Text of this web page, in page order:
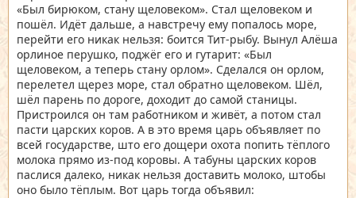
«Был бирюком, стану щеловеком». Стал щеловеком и
пошёл. Идёт дальше, а навстречу ему попалось море,
перейти его никак нельзя: боится Тит-рыбу. Вынул Алёша
орлиное перушко, поджёг его и гутарит: «Был
щеловеком, а теперь стану орлом». Сделался он орлом,
перелетел щерез море, стал обратно щеловеком. Шёл,
шёл парень по дороге, доходит до самой станицы.
Пристроился он там работником и живёт, а потом стал
пасти царских коров. А в это время царь объявляет по
всей государстве, што его дощери охота попить тёплого
молока прямо из-под коровы. А табуны царских коров
паслися далеко, никак нельзя доставить молоко, штобы
оно было тёплым. Вот царь тогда объявил: